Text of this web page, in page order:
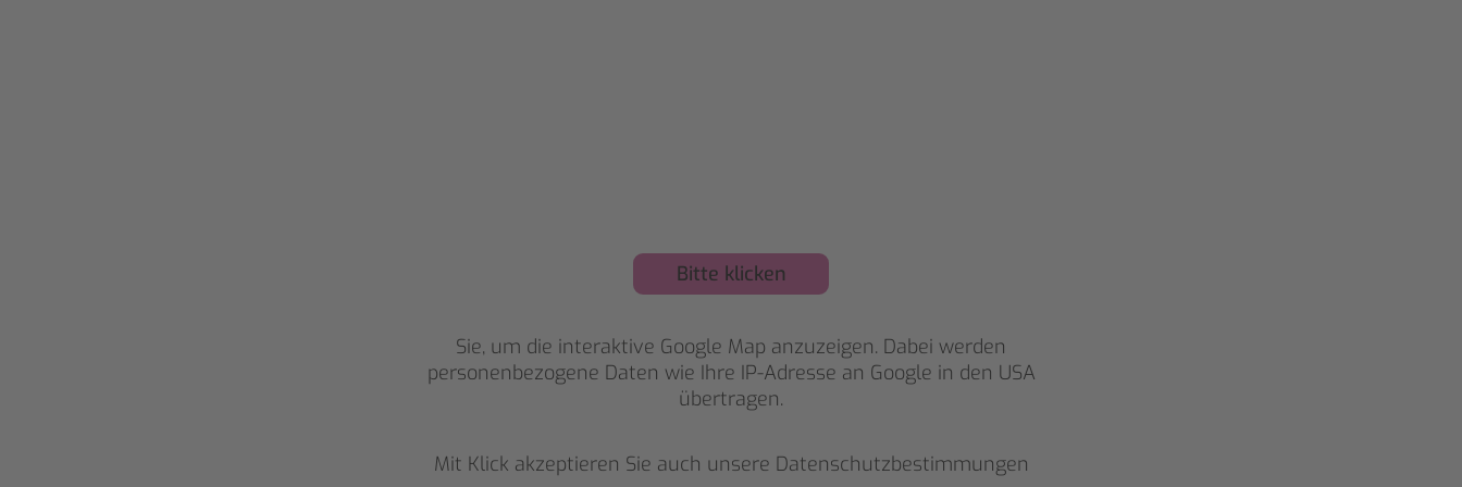
Bitte klicken
Sie, um die interaktive Google Map anzuzeigen. Dabei werden
personenbezogene Daten wie Ihre IP-Adresse an Google in den USA
übertragen.
Mit Klick akzeptieren Sie auch unsere Datenschutzbestimmungen